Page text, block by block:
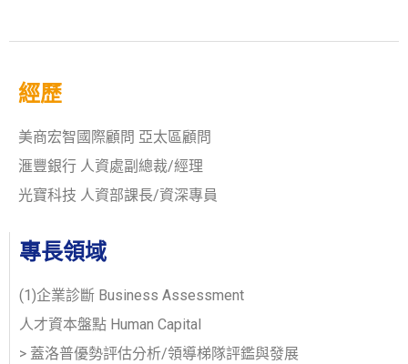
經歷
美商宏智國際顧問 亞太區顧問
滙豐銀行 人資處副總裁/經理
光寶科技 人資部課長/資深專員
專長領域
(1)企業診斷​ Business Assessment
人才資本盤點 Human Capital
> 蓋洛普優勢評估分析/領導梯隊評鑑與發展